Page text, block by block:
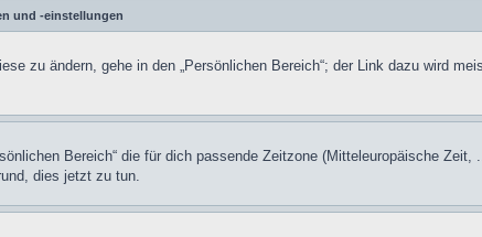
und -einstellungen
zu ändern, gehe in den „Persönlichen Bereich“; der Link dazu wird
Bereich“ die für dich passende Zeitzone (Mitteleuropäische
dies jetzt zu tun.